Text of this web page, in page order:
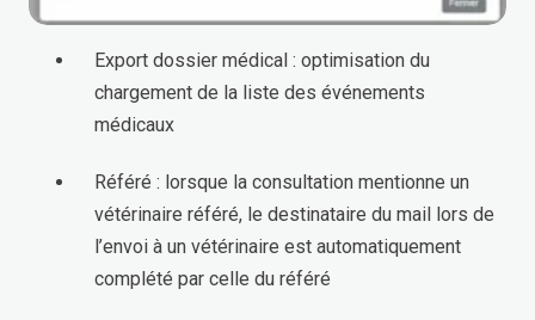
Export dossier médical : optimisation du
chargement de la liste des événements
médicaux
Référé : lorsque la consultation mentionne un
vétérinaire référé, le destinataire du mail lors de
l’envoi à un vétérinaire est automatiquement
complété par celle du référé